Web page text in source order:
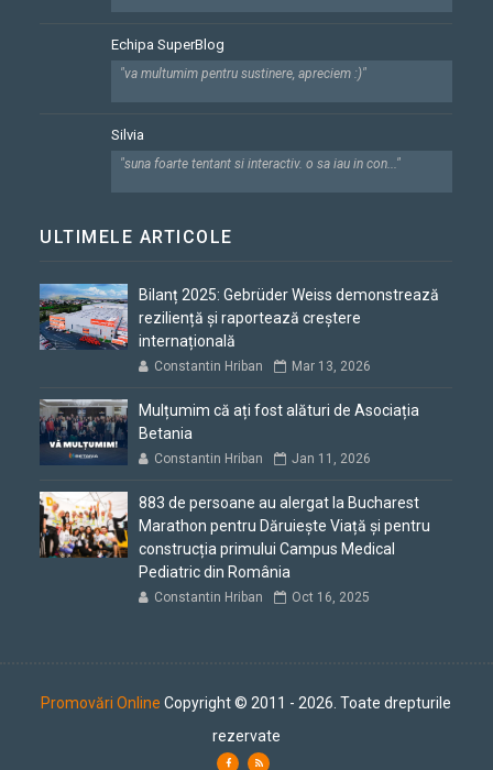
Echipa SuperBlog
"va multumim pentru sustinere, apreciem :)"
Silvia
"suna foarte tentant si interactiv. o sa iau in con..."
ULTIMELE ARTICOLE
Bilanț 2025: Gebrüder Weiss demonstrează
reziliență și raportează creștere
internațională
Constantin Hriban Mar 13, 2026
Mulțumim că ați fost alături de Asociația
Betania
Constantin Hriban Jan 11, 2026
883 de persoane au alergat la Bucharest
Marathon pentru Dăruiește Viață și pentru
construcția primului Campus Medical
Pediatric din România
Constantin Hriban Oct 16, 2025
Promovări Online Copyright © 2011 - 2026. Toate drepturile
rezervate